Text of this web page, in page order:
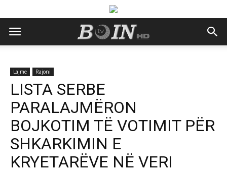
Lajme Rajoni
LISTA SERBE
PARALAJMËRON
BOJKOTIM TË VOTIMIT PËR
SHKARKIMIN E
KRYETARËVE NË VERI